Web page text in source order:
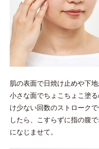
肌の表面で日焼け止めや下
小さな面でちょこちょこ塗
け少ない回数のストローク
したら、こすらずに指の腹
になじませて。